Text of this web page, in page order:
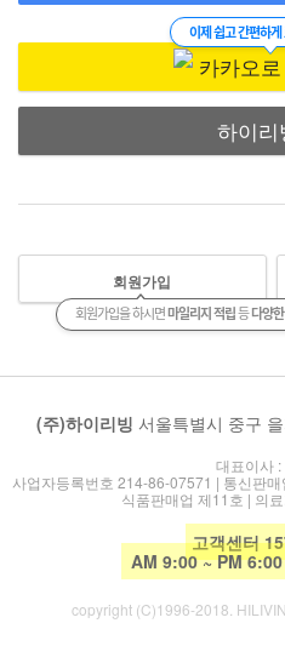
이제 쉽고 간편하
카카오
하이리
회원가입
회원가입을 하시면마일리지 적립등다양
(주)하이리빙 서울특별시 중구
대표이사 :
사업자등록번호 214-86-07571 | 통신판
식품판매업 제11호 | 의
고객센터
AM 9:00 ~ PM
copyright (C)1996-2018.